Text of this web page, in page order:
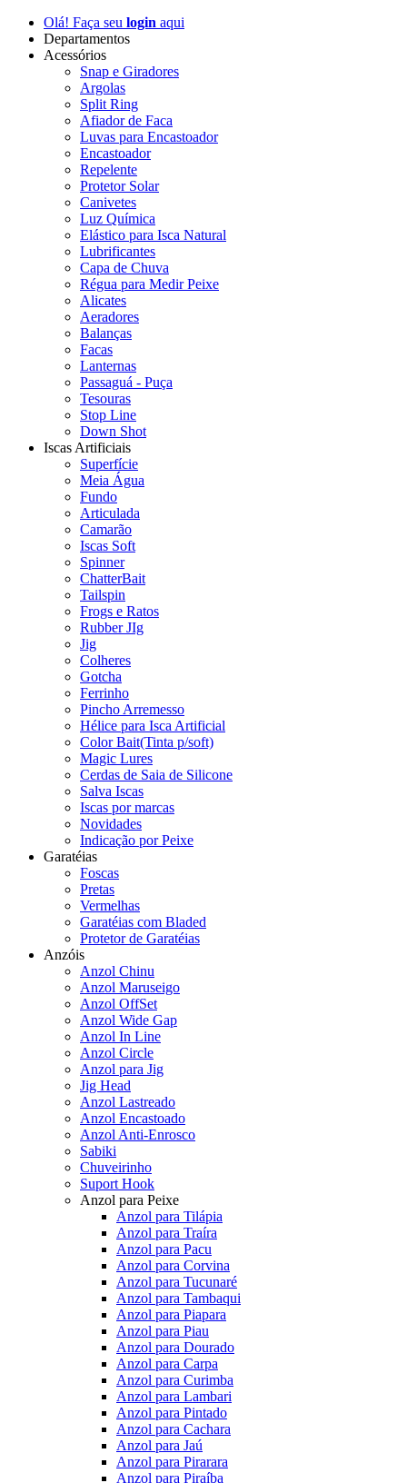
Olá! Faça seu login aqui
Departamentos
Acessórios
Snap e Giradores
Argolas
Split Ring
Afiador de Faca
Luvas para Encastoador
Encastoador
Repelente
Protetor Solar
Canivetes
Luz Química
Elástico para Isca Natural
Lubrificantes
Capa de Chuva
Régua para Medir Peixe
Alicates
Aeradores
Balanças
Facas
Lanternas
Passaguá - Puça
Tesouras
Stop Line
Down Shot
Iscas Artificiais
Superfície
Meia Água
Fundo
Articulada
Camarão
Iscas Soft
Spinner
ChatterBait
Tailspin
Frogs e Ratos
Rubber JIg
Jig
Colheres
Gotcha
Ferrinho
Pincho Arremesso
Hélice para Isca Artificial
Color Bait(Tinta p/soft)
Magic Lures
Cerdas de Saia de Silicone
Salva Iscas
Iscas por marcas
Novidades
Indicação por Peixe
Garatéias
Foscas
Pretas
Vermelhas
Garatéias com Bladed
Protetor de Garatéias
Anzóis
Anzol Chinu
Anzol Maruseigo
Anzol OffSet
Anzol Wide Gap
Anzol In Line
Anzol Circle
Anzol para Jig
Jig Head
Anzol Lastreado
Anzol Encastoado
Anzol Anti-Enrosco
Sabiki
Chuveirinho
Suport Hook
Anzol para Peixe
Anzol para Tilápia
Anzol para Traíra
Anzol para Pacu
Anzol para Corvina
Anzol para Tucunaré
Anzol para Tambaqui
Anzol para Piapara
Anzol para Piau
Anzol para Dourado
Anzol para Carpa
Anzol para Curimba
Anzol para Lambari
Anzol para Pintado
Anzol para Cachara
Anzol para Jaú
Anzol para Pirarara
Anzol para Piraíba